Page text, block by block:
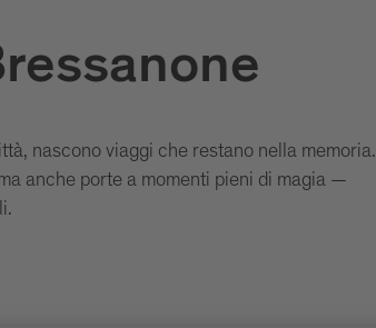
nascono viaggi che restano nella memoria.
anche porte a momenti pieni di magia —